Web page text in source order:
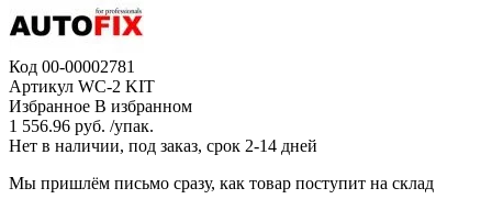
Код 00-00002781
Артикул WC-2 KIT
Избранное В избранном
1 556.96 руб. /упак.
Нет в наличии, под заказ, срок 2-14 дней
Мы пришлём письмо сразу, как товар поступит на склад